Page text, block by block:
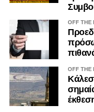
επιχειρήσεις,
κάποιος».
Δύσκολες ημέρες για
Το Axios καταλήγει ότι
τους οποίους ο
παρελθόν δεν είχαν
δημόσιους
OFF THE
OFF THE